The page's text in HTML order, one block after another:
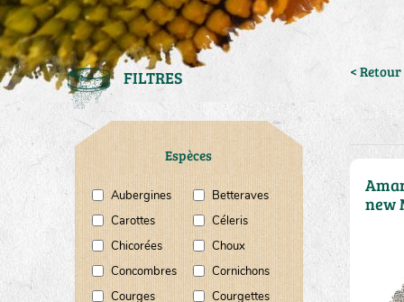
FILTRES
Espèces
Aubergines
Betteraves
Carottes
Céleris
Chicorées
Choux
Concombres
Cornichons
Courges
Courgettes
<
new